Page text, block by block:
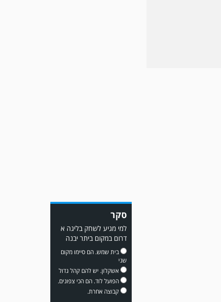
למכבי ׳צבי׳ יבנה : ▫️ מיקו ממן
▫️אליאור משלי ▫️גול עצמי ▫️קובי
מור
סקר
למי מגיע לשחק בליגה א
דרום במקום ביתר יבנה
בית שמש. הם סיימו מקום
שני
אשקלון. יש להם קהל גדול
הפועל לוד. הם הכי צפונים.
קבוצה אחרת.